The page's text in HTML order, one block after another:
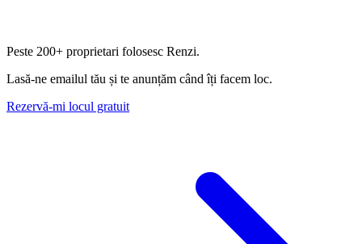
Peste 200+ proprietari folosesc Renzi.
Lasă-ne emailul tău și te anunțăm când îți facem loc.
Rezervă-mi locul gratuit